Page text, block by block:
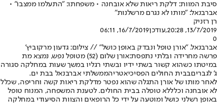
סיבת המוות: דלקת ריאות שלא אובחנה • משפחתו: "התעלמו ממצבו" •
אברבנאל: "מותו לא נגרם מרשלנות"
רן רזניק
13/7/2019, 20:28
,עודכן16/7/2019, 06:11
0
אברבנאל. "אורן טופל ונבדק באופן כושל" // צילום: גדעון מרקוביץ'
פרשה מחרידה ובלתי נתפסת:
אורן שלום (52) מטופל נפש, נמצא מת
במיטתו כשהוא קשור בשתי ידיו ובשתי רגליו במשך שעות במחלקה סגורה
ג' לגבריםבבית החולים הפסיכיאטריהממשלתי אברבנאל בבת ים.
לאחר מותו של אורן התגלה שהוא נפטר מדלקת ריאות קשה וחריפה, שכלל
לא אובחנה וכלללא טופלה בבית החולים. לטענת המשפחה, המנוח טופל
באופן רשלני כושל ומוטעה על ידי כל הרופאים והצוות הסיעודי במחלקה